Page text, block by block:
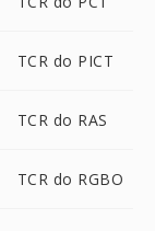
TCR do PICT
TCR do RAS
TCR do RGBO